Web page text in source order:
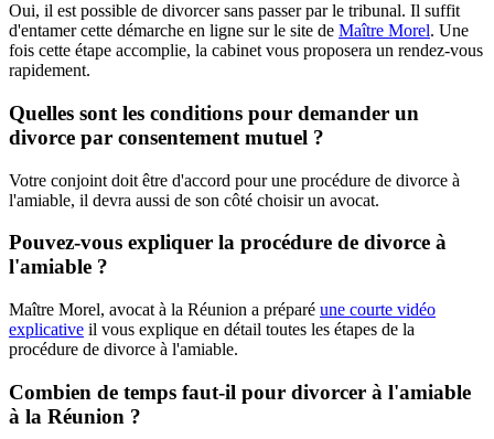
Oui, il est possible de divorcer sans passer par le tribunal. Il suffit
d'entamer cette démarche en ligne sur le site de Maître Morel. Une
fois cette étape accomplie, la cabinet vous proposera un rendez-vous
rapidement.
Quelles sont les conditions pour demander un
divorce par consentement mutuel ?
Votre conjoint doit être d'accord pour une procédure de divorce à
l'amiable, il devra aussi de son côté choisir un avocat.
Pouvez-vous expliquer la procédure de divorce à
l'amiable ?
Maître Morel, avocat à la Réunion a préparé une courte vidéo
explicative il vous explique en détail toutes les étapes de la
procédure de divorce à l'amiable.
Combien de temps faut-il pour divorcer à l'amiable
à la Réunion ?